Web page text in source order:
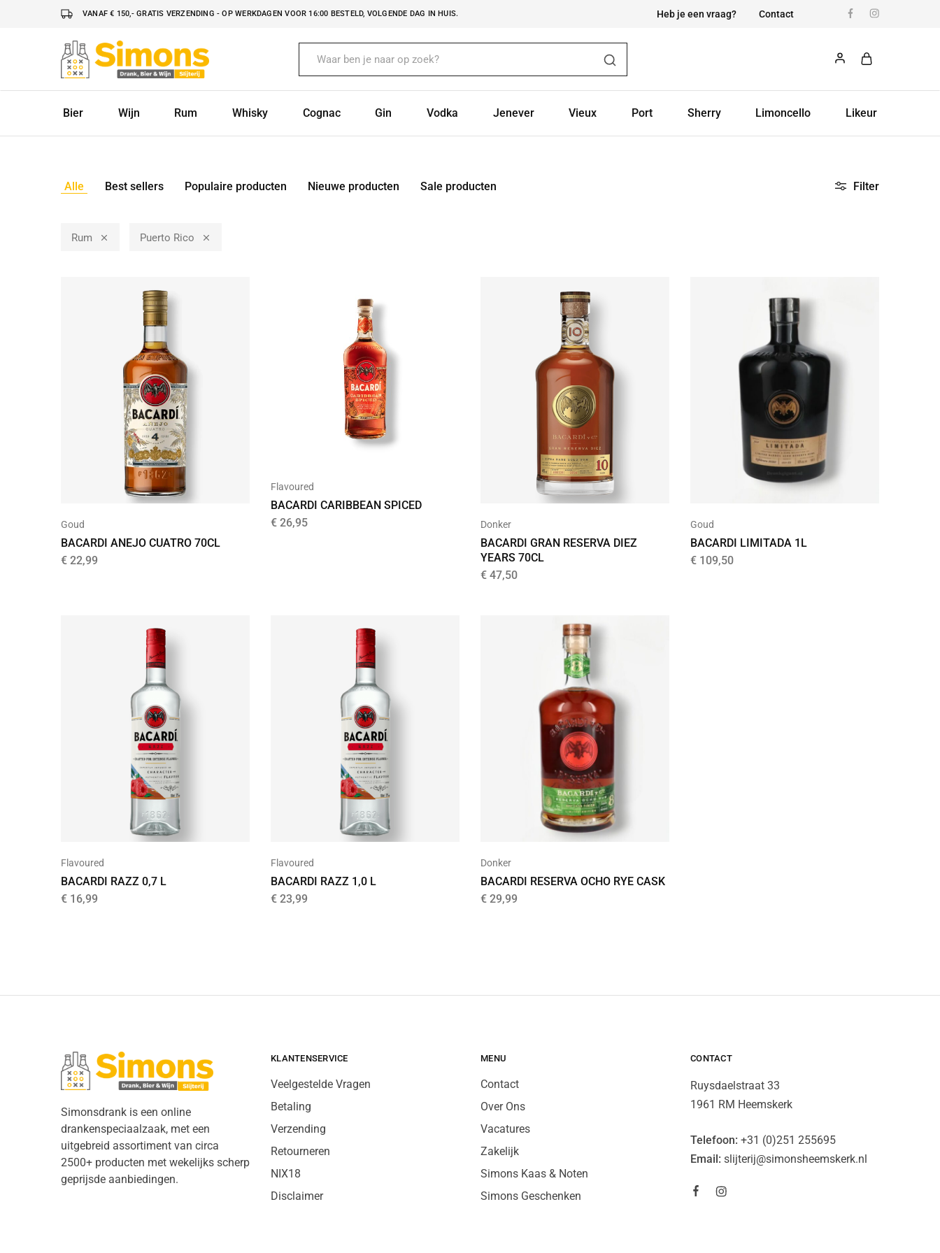
VANAF € 150,- GRATIS VERZENDING - OP WERKDAGEN VOOR 16:00 BESTELD, VOLGENDE DAG IN HUIS. Heb je een vraag? Contact
Simonsdrank.nl
Drank,
Bier
Bier
Wijn Rum Whisky Cognac Gin Vodka Jenever Vieux Port Sherry Limoncello Likeur
Alle Best sellers Populaire producten Nieuwe producten Sale producten Filter
Rum Puerto Rico
Goud
BACARDI ANEJO CUATRO 70CL
€ 22,99
Flavoured
BACARDI CARIBBEAN SPICED
€ 26,95 Donker
BACARDI GRAN RESERVA DIEZ
YEARS 70CL
€ 47,50
Goud
BACARDI LIMITADA 1L
€ 109,50
Flavoured
BACARDI RAZZ 0,7 L
€ 16,99
Flavoured
BACARDI RAZZ 1,0 L
€ 23,99
Donker
BACARDI RESERVA OCHO RYE CASK
€ 29,99
Simonsdrank is een online
drankenspeciaalzaak, met een
uitgebreid assortiment van circa
2500+ producten met wekelijks scherp
geprijsde aanbiedingen.
KLANTENSERVICE
Veelgestelde Vragen
Betaling
Verzending
Retourneren
NIX18
Disclaimer
MENU
Contact
Over Ons
Vacatures
Zakelijk
Simons Kaas & Noten
Simons Geschenken
CONTACT
Ruysdaelstraat 33
1961 RM Heemskerk
Telefoon: +31 (0)251 255695
Email: slijterij@simonsheemskerk.nl